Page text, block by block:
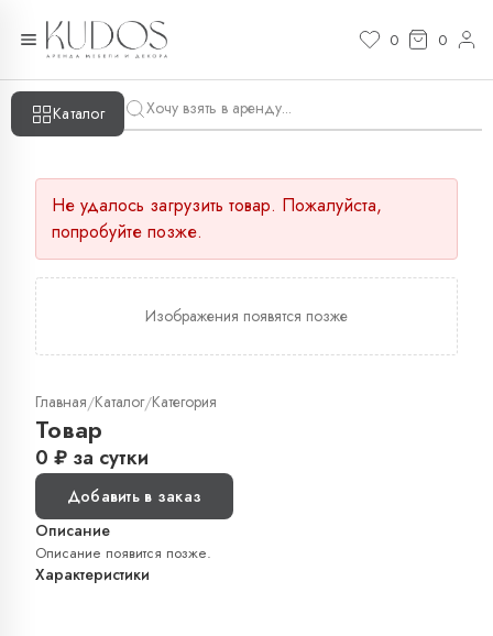
0 0
Каталог
Не удалось загрузить товар. Пожалуйста,
попробуйте позже.
Изображения появятся позже
Главная/Каталог/Категория
Товар
0 ₽ за сутки
Добавить в заказ
Описание
Описание появится позже.
Характеристики